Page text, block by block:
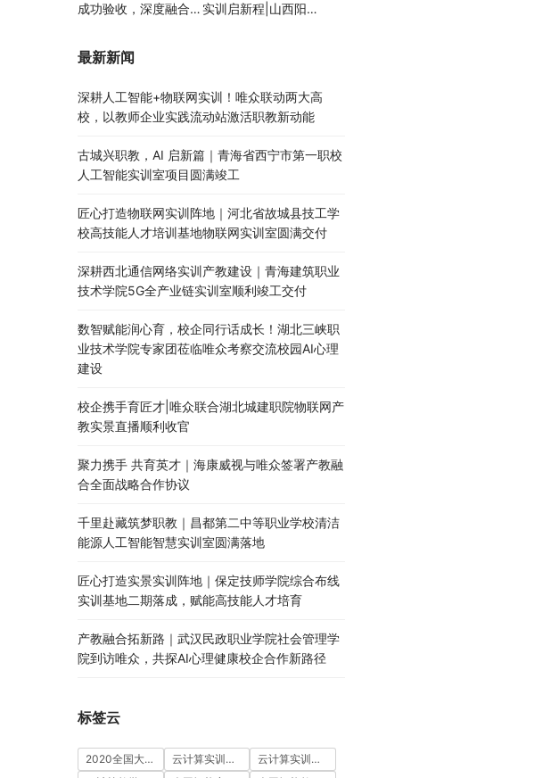
成功验收，深度融合边
级
实训启新程|山西阳泉
最新新闻
深耕人工智能+物联网实训！唯众联动两大高
校，以教师企业实践流动站激活职教新动能
古城兴职教，AI 启新篇｜青海省西宁市第一职校
人工智能实训室项目圆满竣工
匠心打造物联网实训阵地｜河北省故城县技工学
校高技能人才培训基地物联网实训室圆满交付
深耕西北通信网络实训产教建设｜青海建筑职业
技术学院5G全产业链实训室顺利竣工交付
数智赋能润心育，校企同行话成长！湖北三峡职
业技术学院专家团莅临唯众考察交流校园AI心理
建设
校企携手育匠才|唯众联合湖北城建职院物联网产
教实景直播顺利收官
聚力携手 共育英才｜海康威视与唯众签署产教融
合全面战略合作协议
千里赴藏筑梦职教｜昌都第二中等职业学校清洁
能源人工智能智慧实训室圆满落地
匠心打造实景实训阵地｜保定技师学院综合布线
实训基地二期落成，赋能高技能人才培育
产教融合拓新路｜武汉民政职业学院社会管理学
院到访唯众，共探AI心理健康校企合作新路径
标签云
2020全国大学生5G技术及应用大赛 云计算实训室建设方案
云计算实训平台